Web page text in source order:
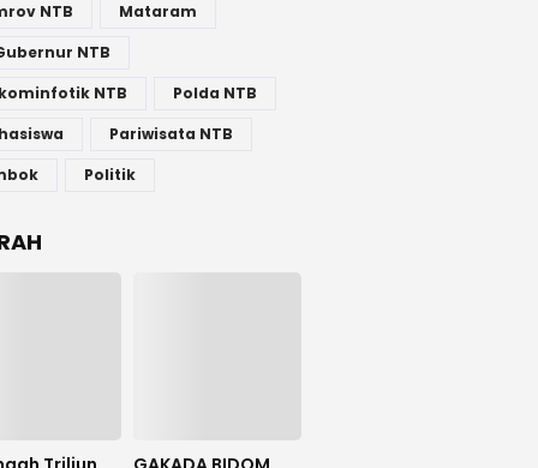
NTB
Mataram
NTB
NTB
Polda NTB
Pariwisata NTB
Politik